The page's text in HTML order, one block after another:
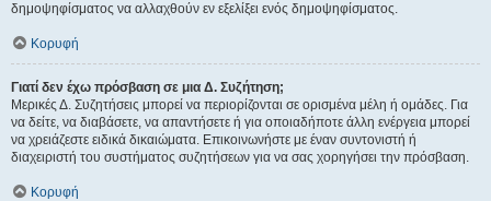
δημοψηφίσματος να αλλαχθούν εν εξελίξει ενός δημοψηφίσματος.
Κορυφή
Γιατί δεν έχω πρόσβαση σε μια Δ. Συζήτηση;
Μερικές Δ. Συζητήσεις μπορεί να περιορίζονται σε ορισμένα μέλη ή ομάδες. Για
να δείτε, να διαβάσετε, να απαντήσετε ή για οποιαδήποτε άλλη ενέργεια μπορεί
να χρειάζεστε ειδικά δικαιώματα. Επικοινωνήστε με έναν συντονιστή ή
διαχειριστή του συστήματος συζητήσεων για να σας χορηγήσει την πρόσβαση.
Κορυφή